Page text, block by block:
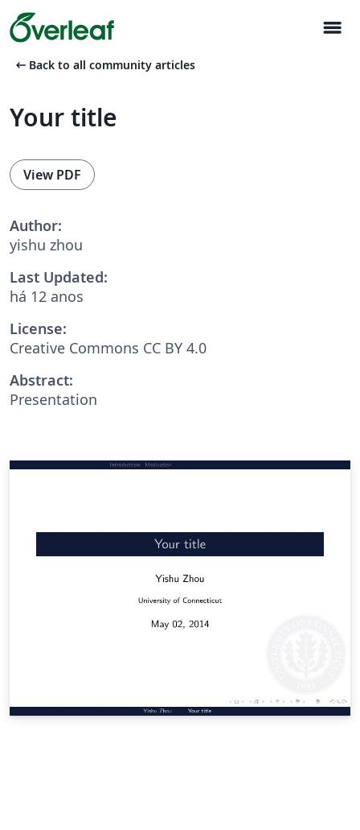
menu
arrow_left_alt Back to all community articles
Your title
View PDF
Author:
yishu zhou
Last Updated:
há 12 anos
License:
Creative Commons CC BY 4.0
Abstract:
Presentation